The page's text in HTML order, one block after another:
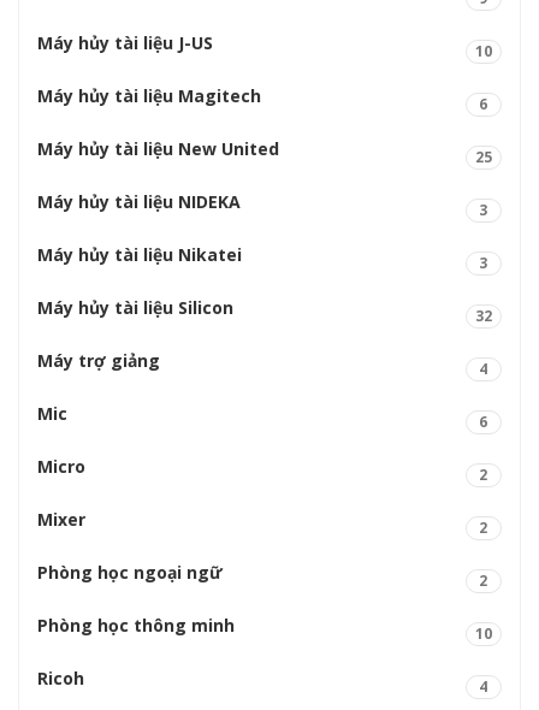
Máy hủy tài liệu J-US 10
Máy hủy tài liệu Magitech 6
Máy hủy tài liệu New United 25
Máy hủy tài liệu NIDEKA 3
Máy hủy tài liệu Nikatei 3
Máy hủy tài liệu Silicon 32
Máy trợ giảng 4
Mic 6
Micro 2
Mixer 2
Phòng học ngoại ngữ 2
Phòng học thông minh 10
Ricoh 4